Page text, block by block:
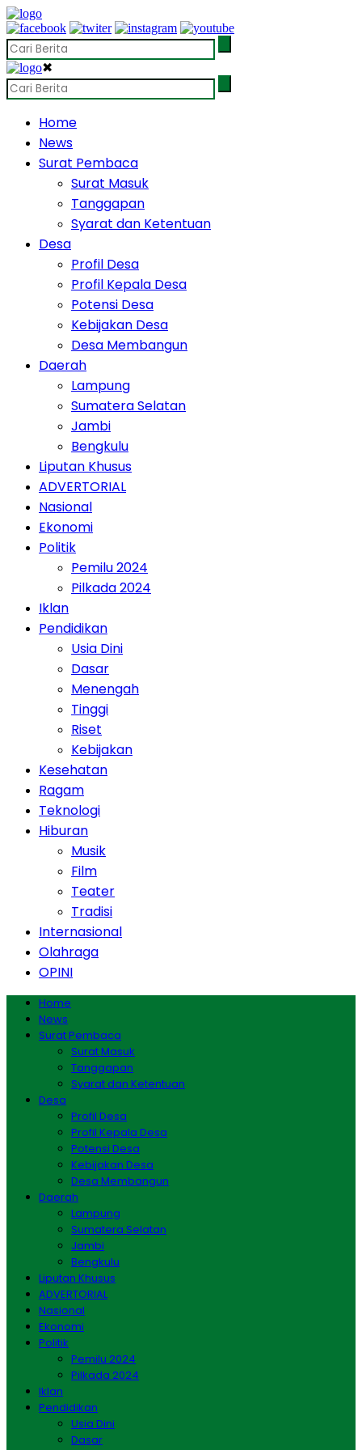
✖
Home
News
Surat Pembaca
Surat Masuk
Tanggapan
Syarat dan Ketentuan
Desa
Profil Desa
Profil Kepala Desa
Potensi Desa
Kebijakan Desa
Desa Membangun
Daerah
Lampung
Sumatera Selatan
Jambi
Bengkulu
Liputan Khusus
ADVERTORIAL
Nasional
Ekonomi
Politik
Pemilu 2024
Pilkada 2024
Iklan
Pendidikan
Usia Dini
Dasar
Menengah
Tinggi
Riset
Kebijakan
Kesehatan
Ragam
Teknologi
Hiburan
Musik
Film
Teater
Tradisi
Internasional
Olahraga
OPINI
Home
News
Surat Pembaca
Surat Masuk
Tanggapan
Syarat dan Ketentuan
Desa
Profil Desa
Profil Kepala Desa
Potensi Desa
Kebijakan Desa
Desa Membangun
Daerah
Lampung
Sumatera Selatan
Jambi
Bengkulu
Liputan Khusus
ADVERTORIAL
Nasional
Ekonomi
Politik
Pemilu 2024
Pilkada 2024
Iklan
Pendidikan
Usia Dini
Dasar